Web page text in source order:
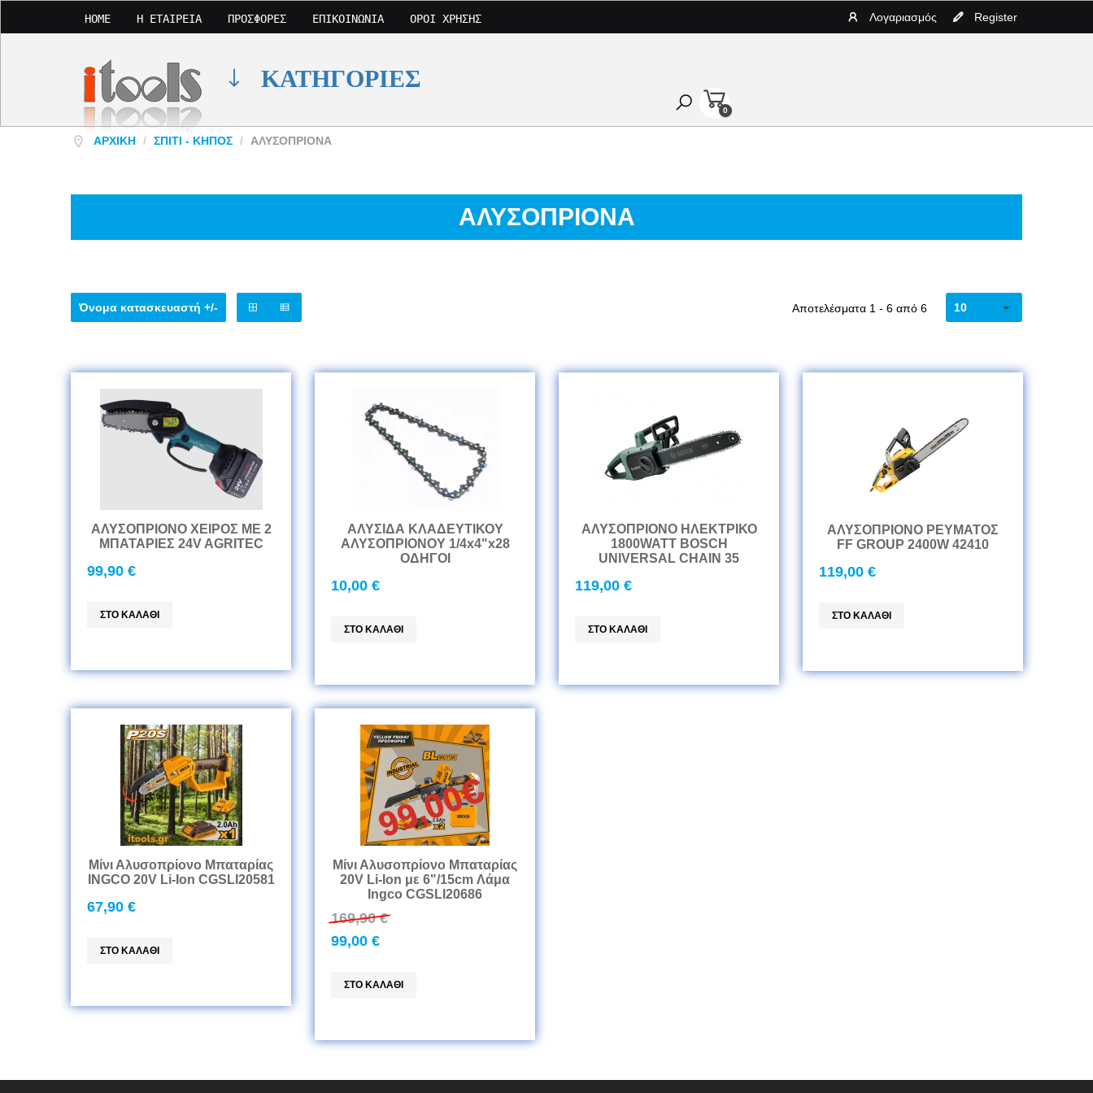
HOME Η ΕΤΑΙΡΕΊΑ ΠΡΟΣΦΟΡΈΣ ΕΠΙΚΟΙΝΩΝΊΑ ΌΡΟΙ ΧΡΉΣΗΣ Λογαριασμός Register
ΚΑΤΗΓΟΡΙΕΣ
0
ΑΡΧΙΚΉ / ΣΠΊΤΙ - ΚΉΠΟΣ / ΑΛΥΣΟΠΡΙΟΝΑ
ΑΛΥΣΟΠΡΙΟΝΑ
Όνομα κατασκευαστή +/- Αποτελέσματα 1 - 6 από 6 10
ΑΛΥΣΟΠΡΙΟΝΟ ΧΕΙΡΟΣ ΜΕ 2
ΜΠΑΤΑΡΙΕΣ 24V AGRITEC
99,90 €
ΑΛΥΣΙΔΑ ΚΛΑΔΕΥΤΙΚΟΥ
ΑΛΥΣΟΠΡΙΟΝΟΥ 1/4x4"x28
ΟΔΗΓΟΙ
10,00 €
ΑΛΥΣΟΠΡΙΟΝΟ ΗΛΕΚΤΡΙΚΟ
1800WATT BOSCH
UNIVERSAL CHAIN 35
119,00 €
ΑΛΥΣΟΠΡΙΟΝΟ ΡΕΥΜΑΤΟΣ
FF GROUP 2400W 42410
119,00 €
Μίνι Αλυσοπρίονο Μπαταρίας
INGCO 20V Li-Ion CGSLI20581
67,90 €
Μίνι Αλυσοπρίονο Μπαταρίας
20V Li-Ion με 6"/15cm Λάμα
Ingco CGSLI20686
169,90 €
99,00 €